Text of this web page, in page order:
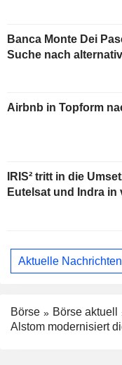
Banca Monte Dei
Suche nach
Airbnb in Topform
IRIS² tritt in die
Eutelsat und Indra
Aktuelle Nachrichten
Börse
Börse aktuell
Alstom modernisiert